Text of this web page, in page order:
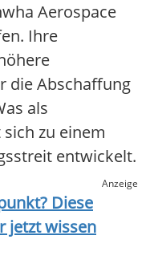
Aerospace
Ihre
die Abschaffung
als
zu einem
entwickelt.
Anzeige
Diese
jetzt wissen